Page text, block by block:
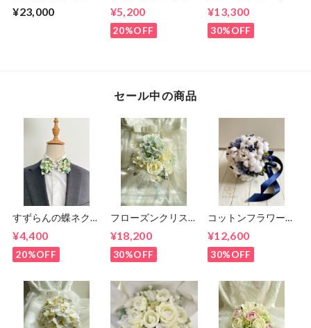
トニア
¥23,000
パーツセット
¥5,200
20%OFF
韓国風（ブーケとブ
ートニアのセット）
¥13,300
30%OFF
セール中の商品
すずらんの蝶ネクタ
¥4,400
20%OFF
フローズンクリスマ
ブーケ（ブートニア
付き）
¥18,200
30%OFF
コットンフラワー
ーケとブートニアの
セット）
¥12,600
30%OFF